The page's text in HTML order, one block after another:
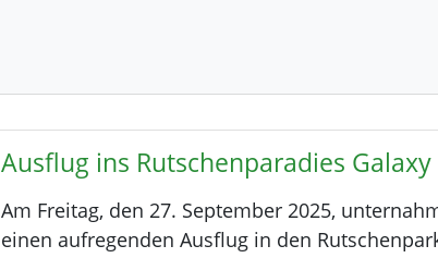
Ausflug ins Rutschenparadies
Am Freitag, den 27. September 2025,
einen aufregenden Ausflug in den